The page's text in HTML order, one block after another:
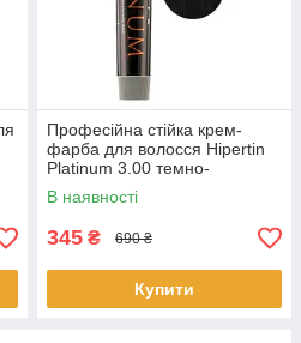
Професійна стійка крем-
фарба для волосся Hipertin
Platinum 3.00 темно-
каштановий 60 мл
В наявності
345 ₴ 690 ₴
Купити